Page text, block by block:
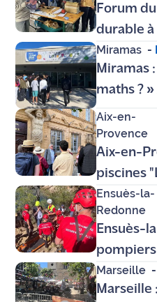
Forum
durable
"collège"
insectes...
Miramas -
Miramas
maths ?
+ B
Aix-en-
Provence
Aix-en-
piscines
Insolite"
Ensuès-la-
Redonne
Ensuès-
pompiers
Marseille -
Marseille